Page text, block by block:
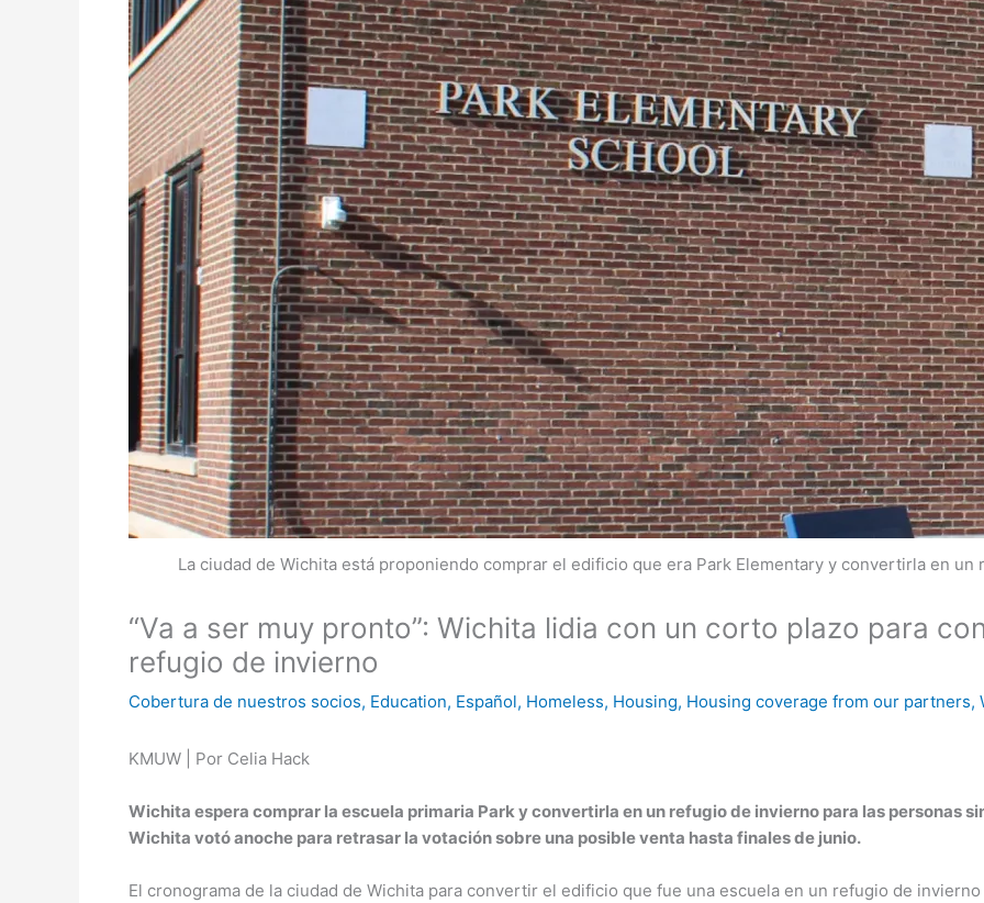
La ciudad de Wichita está proponiendo comprar el edificio que era Park Elementary y convertirla en un
“Va a ser muy pronto”: Wichita lidia con un corto plazo para
refugio de invierno
Cobertura de nuestros socios, Education, Español, Homeless, Housing, Housing coverage from our partners,
KMUW | Por Celia Hack
Wichita espera comprar la escuela primaria Park y convertirla en un refugio de invierno para las personas
Wichita votó anoche para retrasar la votación sobre una posible venta hasta finales de junio.
El cronograma de la ciudad de Wichita para convertir el edificio que fue una escuela en un refugio de